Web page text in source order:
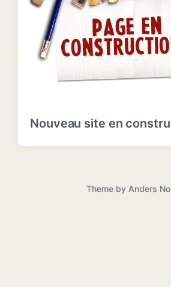
Nouveau site en
Theme by Anders